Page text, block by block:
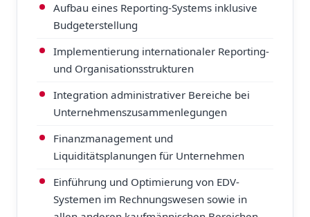
Aufbau eines Reporting-Systems inklusive
Budgeterstellung
Implementierung internationaler Reporting-
und Organisationsstrukturen
Integration administrativer Bereiche bei
Unternehmenszusammenlegungen
Finanzmanagement und
Liquiditätsplanungen für Unternehmen
Einführung und Optimierung von EDV-
Systemen im Rechnungswesen sowie in